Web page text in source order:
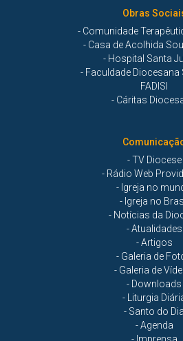
Obras
- Comunidade
- Casa de Acolhida
- Hospital Santa
- Faculdade Diocesana
FADISI
- Cáritas
- TV Diocese
- Rádio Web
- Igreja no
- Igreja no
- Notícias da
- Atualidades
- Artigos
- Galeria de
- Galeria de
- Downloads
- Liturgia
- Santo do Dia
- Agenda